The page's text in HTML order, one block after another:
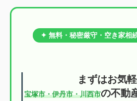
✦ 無料・秘密厳守・空き家相
まずはお気
宝塚市・伊丹市・川西市の不動